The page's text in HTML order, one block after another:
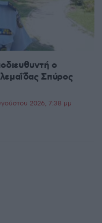
ο
Σπύρος
2026, 7:38 μμ